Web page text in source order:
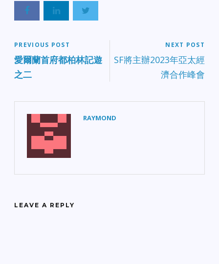
PREVIOUS POST
愛爾蘭首府都柏林記遊
之二
NEXT POST
SF將主辦2023年亞太經
濟合作峰會
RAYMOND
LEAVE A REPLY